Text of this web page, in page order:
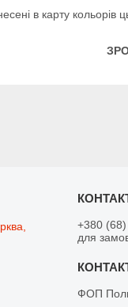
в карту кольорів
+380
для
ФОП